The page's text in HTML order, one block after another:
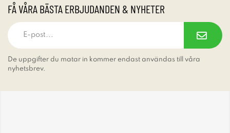
FÅ VÅRA BÄSTA ERBJUDANDEN & NYHETER
De uppgifter du matar in kommer endast användas till våra
nyhetsbrev.